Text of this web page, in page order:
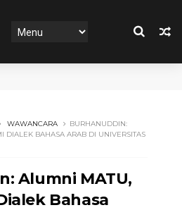
WAWANCARA
BURHANUDDIN:
BAHASA ARAB DI UNIVERSITAS
Alumni MATU,
Bahasa